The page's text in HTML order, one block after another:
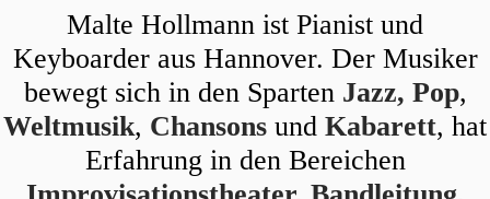
Malte Hollmann ist Pianist und
Keyboarder aus Hannover. Der Musiker
bewegt sich in den Sparten Jazz, Pop,
Weltmusik, Chansons und Kabarett, hat
Erfahrung in den Bereichen